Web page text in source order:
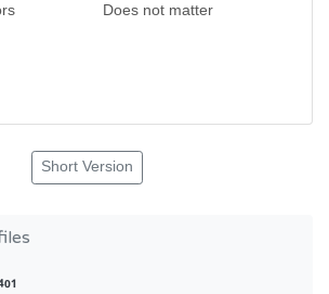
Does not matter
Short Version